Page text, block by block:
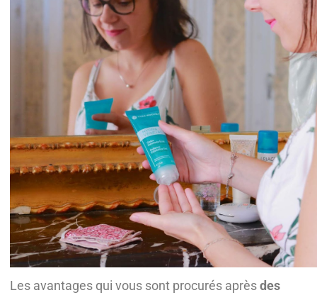
Les avantages qui vous sont procurés aprèsdes